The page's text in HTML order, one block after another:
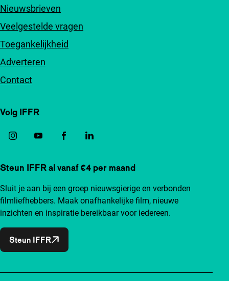
Nieuwsbrieven
Veelgestelde vragen
Toegankelijkheid
Adverteren
Contact
Volg IFFR
Steun IFFR al vanaf €4 per maand
Sluit je aan bij een groep nieuwsgierige en verbonden
filmliefhebbers. Maak onafhankelijke film, nieuwe
inzichten en inspiratie bereikbaar voor iedereen.
Steun IFFR